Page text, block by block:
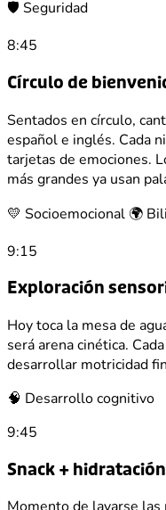
🛡️ Seguridad
8:45
Círculo de
Sentados en círculo,
español e inglés. Cada
tarjetas de emociones.
más grandes ya usan
💛 Socioemocional 🌍
9:15
Exploración
Hoy toca la mesa de
será arena cinética.
desarrollar motricidad
🧠 Desarrollo cognitivo
9:45
Snack + hidratación